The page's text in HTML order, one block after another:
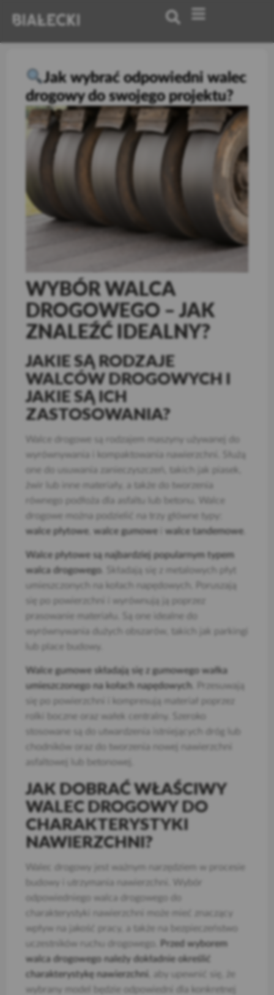
Jak wybrać odpowiedni walec
drogowy do swojego projektu?
WYBÓR WALCA
DROGOWEGO – JAK
ZNALEŹĆ IDEALNY?
JAKIE SĄ RODZAJE
WALCÓW DROGOWYCH I
JAKIE SĄ ICH
ZASTOSOWANIA?
Walce drogowe są rodzajem maszyny używanej do
wyrównywania i kompaktowania nawierzchni. Służą
one do usuwania zanieczyszczeń, takich jak piasek,
żwir lub inne materiały, a także do tworzenia
równego podłoża dla asfaltu lub betonu. Walce
drogowe można podzielić na trzy główne typy:
walce płytowe walce gumowe walce tandemowe
Walce płytowe są najbardziej popularnym typem
walca drogowego . Składają się z metalowych płyt
umieszczonych na kołach napędowych. Poruszają
się po powierzchni i wyrównują ją poprzez
prasowanie materiału. Są one idealne do
wyrównywania dużych obszarów, takich jak parkingi
lub place budowy.
Walce gumowe składają się z gumowego wałka
umieszczonego na kołach napędowych . Przesuwają
się po powierzchni i kompresują materiał poprzez
rolki boczne oraz wałek centralny. Szeroko
stosowane są do utwardzenia istniejących dróg lub
chodników oraz do tworzenia nowej nawierzchni
asfaltowej lub betonowej.
JAK DOBRAĆ WŁAŚCIWY
WALEC DROGOWY DO
CHARAKTERYSTYKI
NAWIERZCHNI?
Walec drogowy jest ważnym narzędziem w procesie
budowy i utrzymania nawierzchni. Wybór
odpowiedniego walca drogowego do
charakterystyki nawierzchni może mieć znaczący
wpływ na jakość pracy, a także na bezpieczeństwo
uczestników ruchu drogowego.
Przed wyborem
walca drogowego należy dokładnie określić
charakterystykę nawierzchni
, aby upewnić się, że
wybrany model będzie odpowiedni dla konkretnej